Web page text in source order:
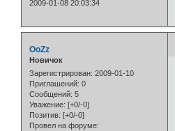
2009-01-08 20:03:34
OoZz
Новичок
Зарегистрирован: 2009-01-10
Приглашений: 0
Сообщений: 5
Уважение: [+0/-0]
Позитив: [+0/-0]
Провел на форуме: